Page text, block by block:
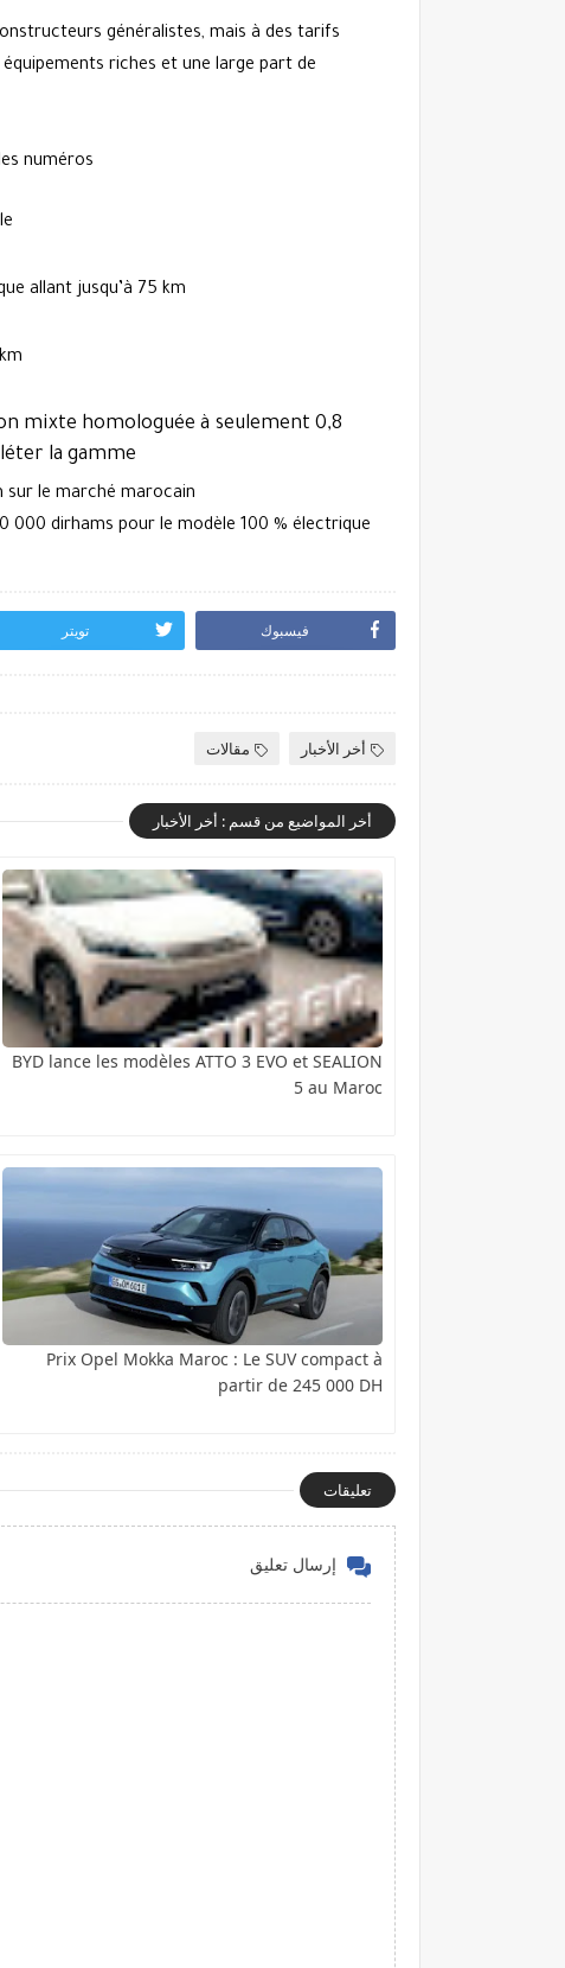
généralistes, mais à des tarifs
riches et une large part de
numéros
allant jusqu’à 75 km
mixte homologuée à seulement 0,8
la gamme
sur le marché marocain
000 dirhams pour le modèle 100 % électrique
فيسبوك تويتر
أخر الأخبار مقالات
أخر المواضيع من قسم : أخر الأخبار
BYD lance les modèles ATTO 3 EVO et SEALION
5 au Maroc
Prix Opel Mokka Maroc : Le SUV compact à
partir de 245 000 DH
تعليقات
إرسال تعليق